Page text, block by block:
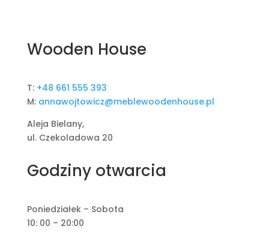
Wooden House
T: +48 661 555 393
M: annawojtowicz@meblewoodenhouse.pl
Aleja Bielany,
ul. Czekoladowa 20
Godziny otwarcia
Poniedziałek – Sobota
10: 00 – 20:00